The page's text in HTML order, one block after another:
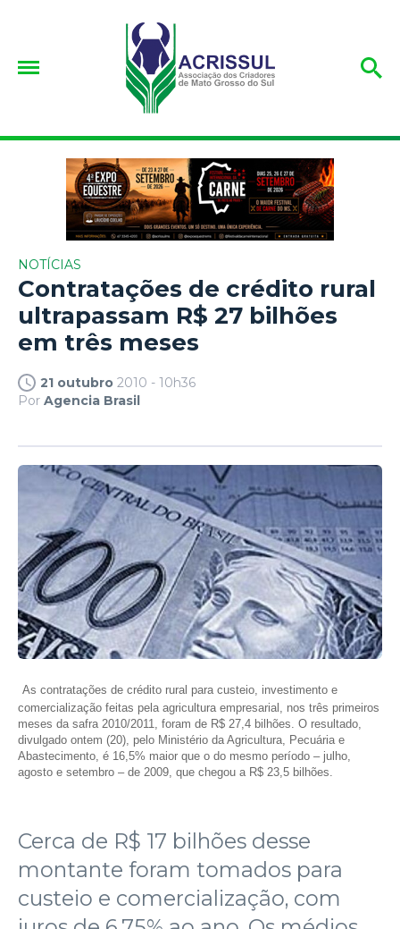
NOTÍCIAS
Contratações de crédito rural
ultrapassam R$ 27 bilhões
em três meses
21 outubro 2010 - 10h36
Por Agencia Brasil
As contratações de crédito rural para custeio, investimento e
comercialização feitas pela agricultura empresarial, nos três primeiros
meses da safra 2010/2011, foram de R$ 27,4 bilhões. O resultado,
divulgado ontem (20), pelo Ministério da Agricultura, Pecuária e
Abastecimento, é 16,5% maior que o do mesmo período – julho,
agosto e setembro – de 2009, que chegou a R$ 23,5 bilhões.
Cerca de R$ 17 bilhões desse
montante foram tomados para
custeio e comercialização, com